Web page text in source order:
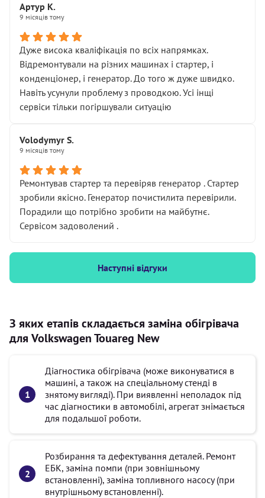
Артур К.
9 місяців тому
Дуже висока кваліфікація по всіх напрямках.
Відремонтували на різних машинах і стартер, і
конденціонер, і генератор. До того ж дуже швидко.
Навіть усунули проблему з проводкою. Усі інщі
сервіси тільки погіршували ситуацію
Volodymyr S.
9 місяців тому
Ремонтував стартер та перевіряв генератор . Стартер
зробили якісно. Генератор почистилита перевірили.
Порадили що потрібно зробити на майбутнє.
Сервісом задоволений .
Наступні відгуки
З яких етапів складається заміна обігрівача
для Volkswagen Touareg New
Діагностика обігрівача (може виконуватися в
машині, а також на спеціальному стенді в
знятому вигляді). При виявленні неполадок під
час діагностики в автомобілі, агрегат знімається
для подальшої роботи.
Розбирання та дефектування деталей. Ремонт
ЕБК, заміна помпи (при зовнішньому
встановленні), заміна топливного насосу (при
внутрішньому встановленні).